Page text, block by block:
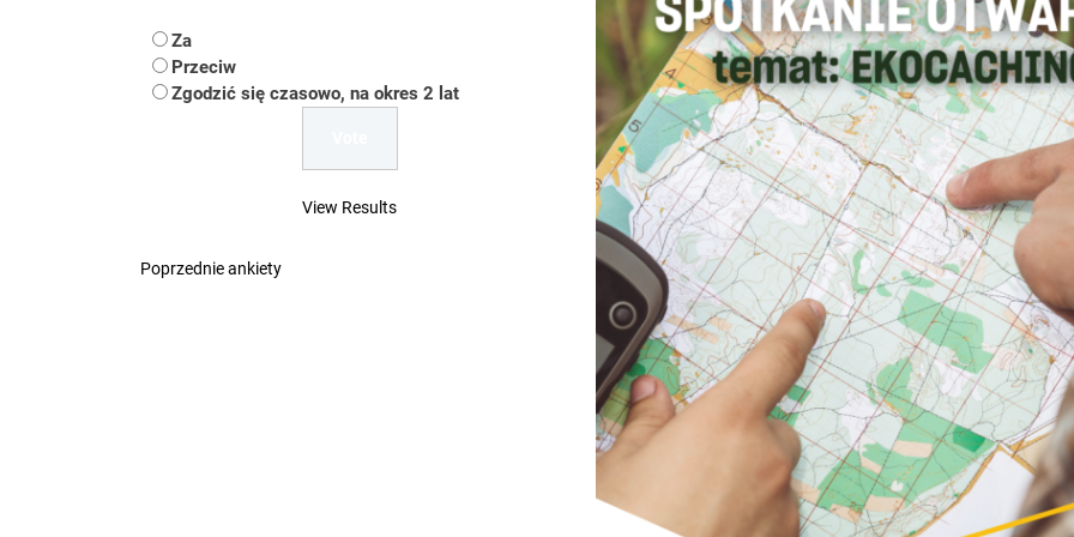
Uwaga Dębieńsko – woda nieprzydatna do spożycia!!!
Ilu mieszkańców ma Rybnik?
Dość komentowania kolejnych afer w ochronie zdrowia — czas zacząć mówić o
Za
Przeciw
Zgodzić się czasowo, na okres 2 lat
View Results
Poprzednie ankiety